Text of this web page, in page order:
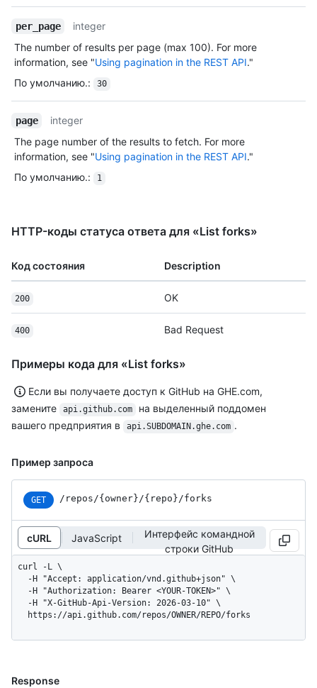
per_page
integer
The number of results per page (max 100). For more
information, see "Using pagination in the REST API."
По умолчанию.: 30
page
integer
The page number of the results to fetch. For more
information, see "Using pagination in the REST API."
По умолчанию.: 1
HTTP-коды статуса ответа для «List forks»
Код состояния Description
200 OK
400 Bad Request
Примеры кода для «List forks»
Если вы получаете доступ к GitHub на GHE.com,
замените
api.github.com
на выделенный поддомен
вашего предприятия в
api.SUBDOMAIN.ghe.com .
Пример запроса
GET /repos/{owner}/{repo}/forks
cURL JavaScript
Интерфейс командной
строки GitHub
curl -L \
  https://api.github.com/repos/OWNER/REPO/forks
Response